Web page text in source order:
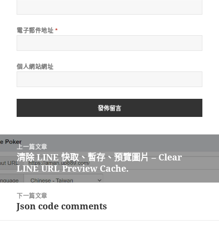
電子郵件地址 *
個人網站網址
文
導
覽
上一篇文章
上
一
篇
文
章:
清除 LINE 快取、暫存、預覽圖片 – Clear
LINE URL Preview Cache.
下一篇文章
下
Json code comments